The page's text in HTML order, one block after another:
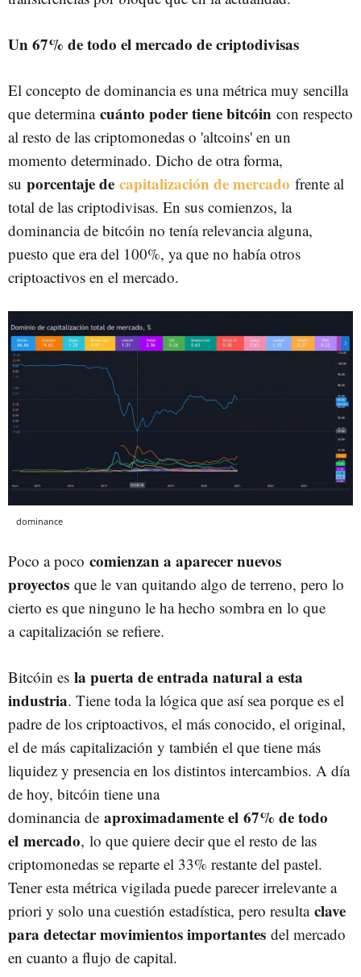
Un 67% de todo el mercado de criptodivisas
El concepto de dominancia es una métrica muy sencilla
que determina cuánto poder tiene bitcóin con respecto
al resto de las criptomonedas o 'altcoins' en un
momento determinado. Dicho de otra forma,
su porcentaje de capitalización de mercado frente al
total de las criptodivisas. En sus comienzos, la
dominancia de bitcóin no tenía relevancia alguna,
puesto que era del 100%, ya que no había otros
criptoactivos en el mercado.
dominance
Poco a poco comienzan a aparecer nuevos
proyectos que le van quitando algo de terreno, pero lo
cierto es que ninguno le ha hecho sombra en lo que
a capitalización se refiere.
Bitcóin es la puerta de entrada natural a esta
industria. Tiene toda la lógica que así sea porque es el
padre de los criptoactivos, el más conocido, el original,
el de más capitalización y también el que tiene más
liquidez y presencia en los distintos intercambios. A día
de hoy, bitcóin tiene una
dominancia de aproximadamente el 67% de todo
el mercado, lo que quiere decir que el resto de las
criptomonedas se reparte el 33% restante del pastel.
Tener esta métrica vigilada puede parecer irrelevante a
priori y solo una cuestión estadística, pero resulta clave
para detectar movimientos importantes del mercado
en cuanto a flujo de capital.